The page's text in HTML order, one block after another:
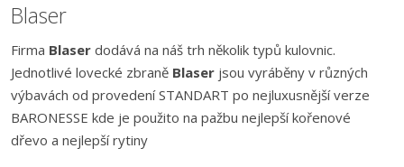
Blaser
Firma Blaser dodává na náš trh několik typů kulovnic.
Jednotlivé lovecké zbraně Blaser jsou vyráběny v různých
výbavách od provedení STANDART po nejluxusnější verze
BARONESSE kde je použito na pažbu nejlepší kořenové
dřevo a nejlepší rytiny